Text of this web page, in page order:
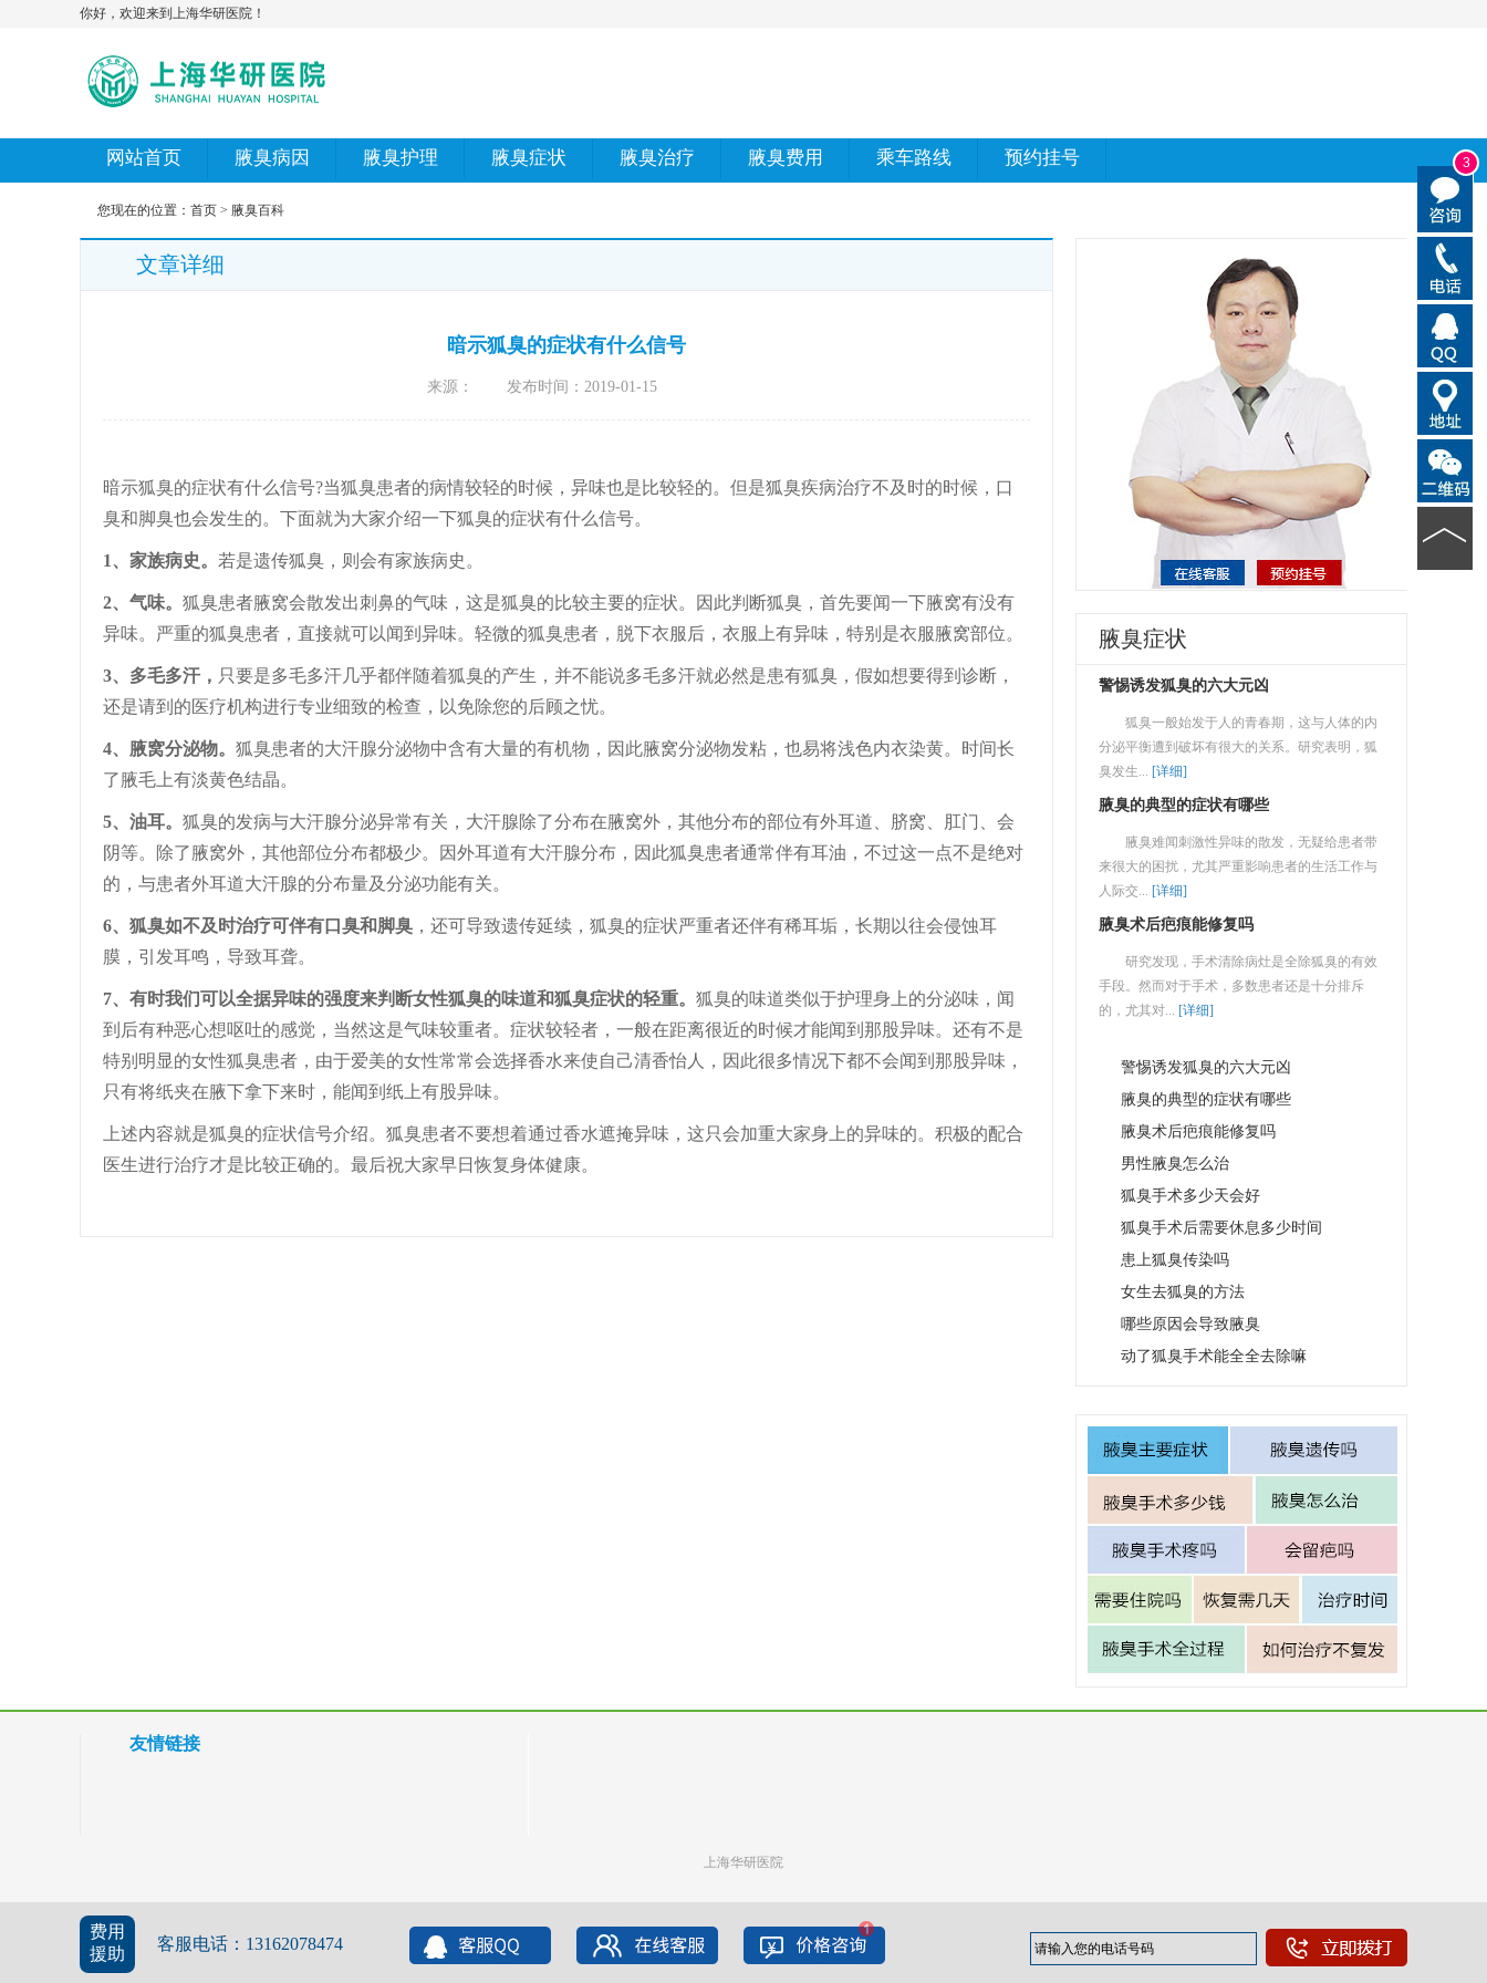
3
费用
援助
客服电话：13162078474
你好，欢迎来到上海华研医院！
网站首页 腋臭病因 腋臭护理 腋臭症状 腋臭治疗 腋臭费用 乘车路线 预约挂号
您现在的位置： 首页 > 腋臭百科
文章详细
暗示狐臭的症状有什么信号
来源： 发布时间：2019-01-15
暗示狐臭的症状有什么信号?当狐臭患者的病情较轻的时候，异味也是比较轻的。但是狐臭疾病治疗不及时的时候，口
臭和脚臭也会发生的。下面就为大家介绍一下狐臭的症状有什么信号。
1、家族病史。 若是遗传狐臭，则会有家族病史。
2、气味。 狐臭患者腋窝会散发出刺鼻的气味，这是狐臭的比较主要的症状。因此判断狐臭，首先要闻一下腋窝有没有
异味。严重的狐臭患者，直接就可以闻到异味。轻微的狐臭患者，脱下衣服后，衣服上有异味，特别是衣服腋窝部位。
3、多毛多汗， 只要是多毛多汗几乎都伴随着狐臭的产生，并不能说多毛多汗就必然是患有狐臭，假如想要得到诊断，
还是请到的医疗机构进行专业细致的检查，以免除您的后顾之忧。
4、腋窝分泌物。 狐臭患者的大汗腺分泌物中含有大量的有机物，因此腋窝分泌物发粘，也易将浅色内衣染黄。时间长
了腋毛上有淡黄色结晶。
5、油耳。 狐臭的发病与大汗腺分泌异常有关，大汗腺除了分布在腋窝外，其他分布的部位有外耳道、脐窝、肛门、会
阴等。除了腋窝外，其他部位分布都极少。因外耳道有大汗腺分布，因此狐臭患者通常伴有耳油，不过这一点不是绝对
的，与患者外耳道大汗腺的分布量及分泌功能有关。
6、狐臭如不及时治疗可伴有口臭和脚臭 ，还可导致遗传延续，狐臭的症状严重者还伴有稀耳垢，长期以往会侵蚀耳
膜，引发耳鸣，导致耳聋。
7、有时我们可以全据异味的强度来判断女性狐臭的味道和狐臭症状的轻重。 狐臭的味道类似于护理身上的分泌味，闻
到后有种恶心想呕吐的感觉，当然这是气味较重者。症状较轻者，一般在距离很近的时候才能闻到那股异味。还有不是
特别明显的女性狐臭患者，由于爱美的女性常常会选择香水来使自己清香怡人，因此很多情况下都不会闻到那股异味，
只有将纸夹在腋下拿下来时，能闻到纸上有股异味。
上述内容就是狐臭的症状信号介绍。狐臭患者不要想着通过香水遮掩异味，这只会加重大家身上的异味的。积极的配合
医生进行治疗才是比较正确的。最后祝大家早日恢复身体健康。
腋臭症状
警惕诱发狐臭的六大元凶
狐臭一般始发于人的青春期，这与人体的内
分泌平衡遭到破坏有很大的关系。研究表明，狐
臭发生... [详细]
腋臭的典型的症状有哪些
腋臭难闻刺激性异味的散发，无疑给患者带
来很大的困扰，尤其严重影响患者的生活工作与
人际交... [详细]
腋臭术后疤痕能修复吗
研究发现，手术清除病灶是全除狐臭的有效
手段。然而对于手术，多数患者还是十分排斥
的，尤其对... [详细]
警惕诱发狐臭的六大元凶
腋臭的典型的症状有哪些
腋臭术后疤痕能修复吗
男性腋臭怎么治
狐臭手术多少天会好
狐臭手术后需要休息多少时间
患上狐臭传染吗
女生去狐臭的方法
哪些原因会导致腋臭
动了狐臭手术能全全去除嘛
友情链接
上海华研医院